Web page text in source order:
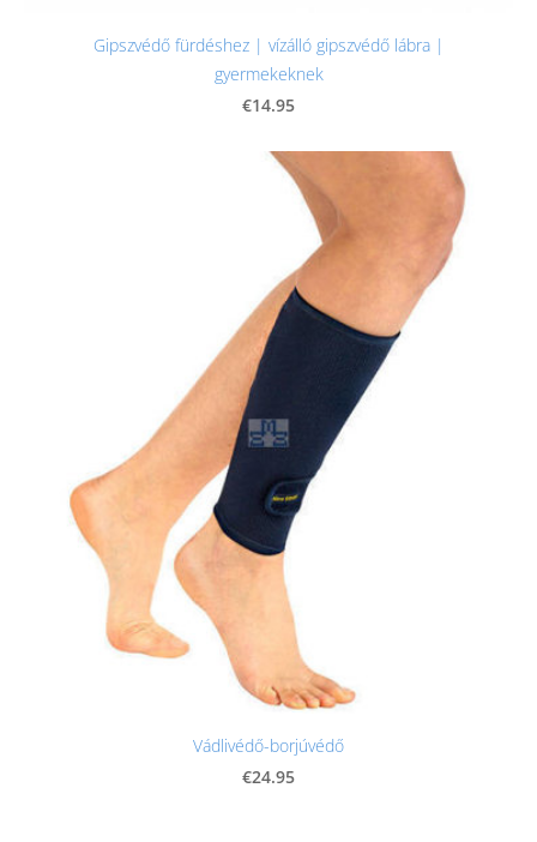
Gipszvédő fürdéshez | vízálló gipszvédő lábra |
gyermekeknek
€14.95
Vádlivédő-borjúvédő
€24.95